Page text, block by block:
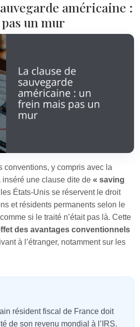
américaine :
un mur
conventions, y compris avec la
inséré une clause dite de « saving
États‑Unis se réservent le droit
et résidents permanents selon le
si le traité n’était pas là. Cette
des avantages conventionnels
à l’étranger, notamment sur les
résident fiscal de France doit
de son revenu mondial à l’IRS.